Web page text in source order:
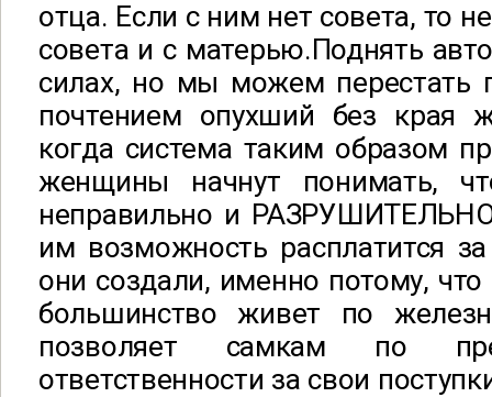
отца. Если с ним нет совета, то
совета и с матерью.Поднять
силах, но мы можем перестать
почтением опухший без края
когда система таким образом
женщины начнут понимать,
неправильно и
им возможность расплатится
они создали, именно потому, что
большинство живет по
позволяет самкам по
ответственности за свои